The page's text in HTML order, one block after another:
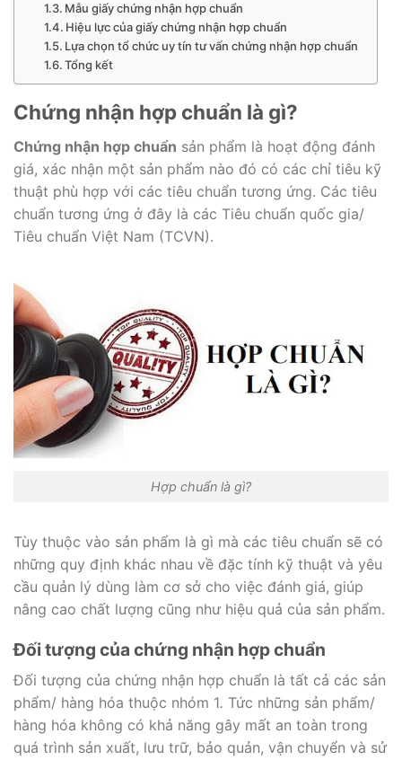
Mẫu giấy chứng nhận hợp chuẩn
Hiệu lực của giấy chứng nhận hợp chuẩn
Lựa chọn tổ chức uy tín tư vấn chứng nhận hợp chuẩn
Tổng kết
Chứng nhận hợp chuẩn là gì?
Chứng nhận hợp chuẩn sản phẩm là hoạt động đánh
giá, xác nhận một sản phẩm nào đó có các chỉ tiêu kỹ
thuật phù hợp với các tiêu chuẩn tương ứng. Các tiêu
chuẩn tương ứng ở đây là các Tiêu chuẩn quốc gia/
Tiêu chuẩn Việt Nam (TCVN).
Hợp chuẩn là gì?
Tùy thuộc vào sản phẩm là gì mà các tiêu chuẩn sẽ có
những quy định khác nhau về đặc tính kỹ thuật và yêu
cầu quản lý dùng làm cơ sở cho việc đánh giá, giúp
nâng cao chất lượng cũng như hiệu quả của sản phẩm.
Đối tượng của chứng nhận hợp chuẩn
Đối tượng của chứng nhận hợp chuẩn là tất cả các sản
phẩm/ hàng hóa thuộc nhóm 1. Tức những sản phẩm/
hàng hóa không có khả năng gây mất an toàn trong
quá trình sản xuất, lưu trữ, bảo quản, vận chuyển và sử